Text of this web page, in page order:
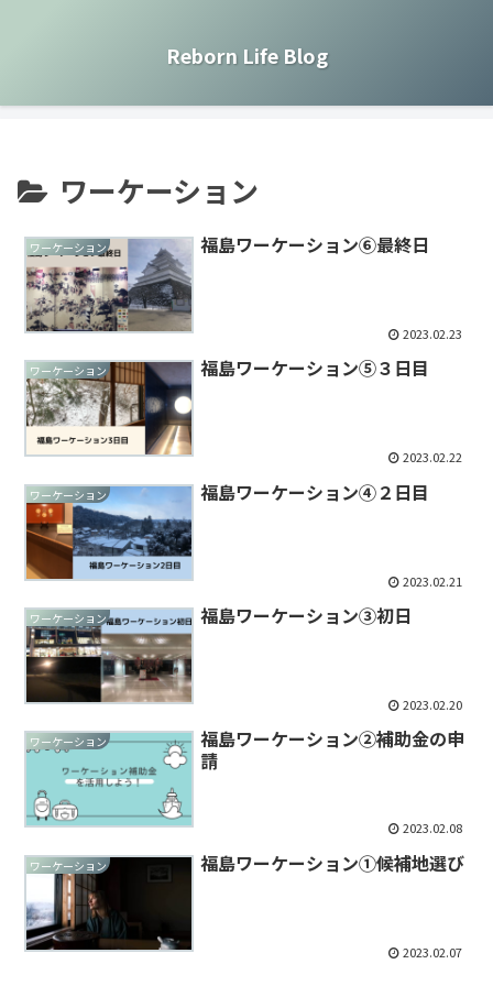
Reborn Life Blog
ワーケーション
ワーケーション 福島ワーケーション⑥最終日
2023.02.23
ワーケーション 福島ワーケーション⑤３日目
2023.02.22
ワーケーション 福島ワーケーション④２日目
2023.02.21
ワーケーション 福島ワーケーション③初日
2023.02.20
ワーケーション
福島ワーケーション➁補助金の申
請
2023.02.08
ワーケーション 福島ワーケーション①候補地選び
2023.02.07